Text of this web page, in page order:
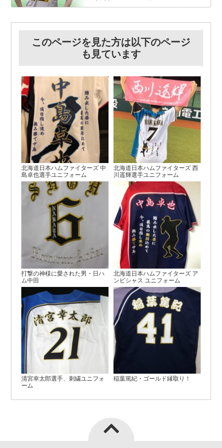
このページを見た方は以下のページ
も見ています
北海道日本ハムファイターズ 中
島卓也選手ユニフォーム
北海道日本ハムファイターズ 西
川遥輝選手ユニフォーム
打撃の神様に愛された男・日ハ
ム中田
北海道日本ハムファイターズ ア
ンビシャス ユニフォーム
清宮幸太郎選手、刺繍ユニフォ
ーム
稲葉篤紀・ゴールド縁取り！